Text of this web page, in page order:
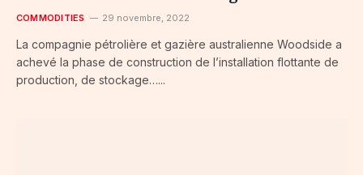
COMMODITIES 29 novembre, 2022
La compagnie pétrolière et gazière australienne Woodside a
achevé la phase de construction de l’installation flottante de
production, de stockage…...